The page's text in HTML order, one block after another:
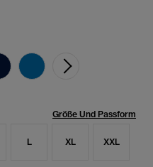
Größe Und Passform
L XL XXL